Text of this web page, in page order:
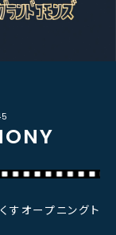
すオープニングト